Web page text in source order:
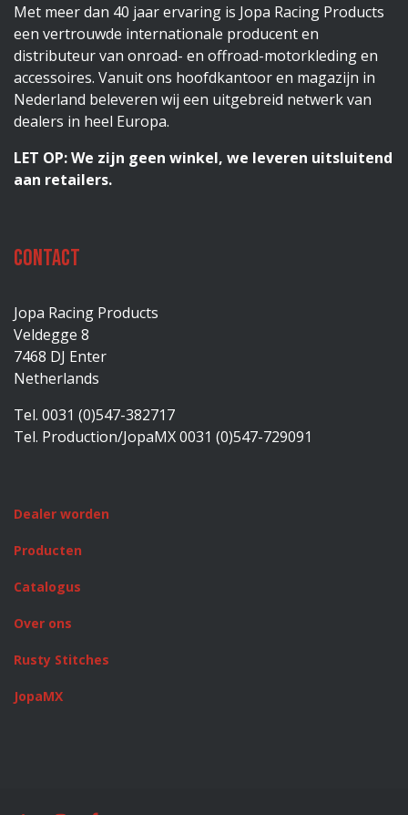
Met meer dan 40 jaar ervaring is Jopa Racing Products
een vertrouwde internationale producent en
distributeur van onroad- en offroad-motorkleding en
accessoires. Vanuit ons hoofdkantoor en magazijn in
Nederland beleveren wij een uitgebreid netwerk van
dealers in heel Europa.
LET OP: We zijn geen winkel, we leveren uitsluitend
aan retailers.
Contact
Jopa Racing Products
Veldegge 8
7468 DJ Enter
Netherlands
Tel. 0031 (0)547-382717
Tel. Production/JopaMX 0031 (0)547-729091
Dealer worden
Producten
Catalogus
Over ons
Rusty Stitches
JopaMX